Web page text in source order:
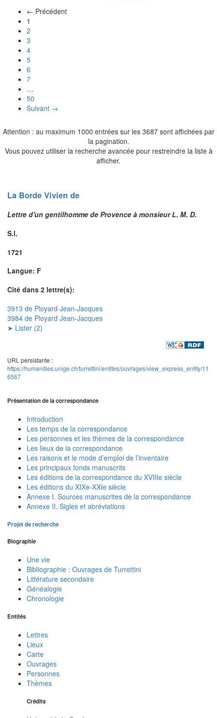
← Précédent
1
2
3
4
5
6
7
…
50
Suivant →
Attention : au maximum 1000 entrées sur les 3687 sont affichées par
la pagination.
Vous pouvez utiliser la recherche avancée pour restreindre la liste à
afficher.
La Borde Vivien de
Lettre d'un gentilhomme de Provence à monsieur L. M. D.
S.l.
1721
Langue: F
Cité dans 2 lettre(s):
3913 de Ployard Jean-Jacques
3984 de Ployard Jean-Jacques
➤ Lister (2)
URL persistante :
https://humanities.unige.ch/turrettini/entites/ouvrages/view_express_entity/11
6567
Présentation de la correspondance
Introduction
Les temps de la correspondance
Les personnes et les thèmes de la correspondance
Les lieux de la correspondance
Les raisons et le mode d’emploi de l’inventaire
Les principaux fonds manuscrits
Les éditions de la correspondance du XVIIIe siècle
Les éditions du XIXe-XXIe siècle
Annexe I. Sources manuscrites de la correspondance
Annexe II. Sigles et abréviations
Projet de recherche
Biographie
Une vie
Bibliographie : Ouvrages de Turrettini
Littérature secondaire
Généalogie
Chronologie
Entités
Lettres
Lieux
Carte
Ouvrages
Personnes
Thèmes
Crédits